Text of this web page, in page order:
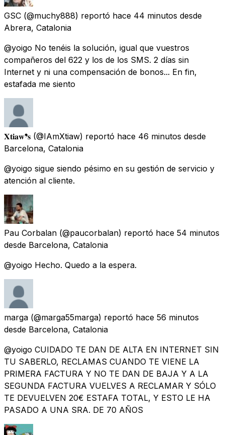
GSC (@muchy888) reportó hace 44 minutos desde
Abrera, Catalonia
@yoigo No tenéis la solución, igual que vuestros
compañeros del 622 y los de los SMS. 2 días sin
Internet y ni una compensación de bonos... En fin,
estafada me siento
𝐗𝐭𝐢𝐚𝐰❜𝐬 (@IAmXtiaw) reportó hace 46 minutos desde
Barcelona, Catalonia
@yoigo sigue siendo pésimo en su gestión de servicio y
atención al cliente.
Pau Corbalan (@paucorbalan) reportó hace 54 minutos
desde Barcelona, Catalonia
@yoigo Hecho. Quedo a la espera.
marga (@marga55marga) reportó hace 56 minutos
desde Barcelona, Catalonia
@yoigo CUIDADO TE DAN DE ALTA EN INTERNET SIN
TU SABERLO, RECLAMAS CUANDO TE VIENE LA
PRIMERA FACTURA Y NO TE DAN DE BAJA Y A LA
SEGUNDA FACTURA VUELVES A RECLAMAR Y SÓLO
TE DEVUELVEN 20€ ESTAFA TOTAL, Y ESTO LE HA
PASADO A UNA SRA. DE 70 AÑOS